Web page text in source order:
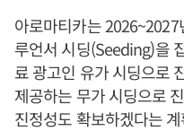
아로마티카는
루언서 시딩(Seeding)을
료 광고인 유가 시딩으로
제공하는 무가 시딩으로
진정성도 확보하겠다는